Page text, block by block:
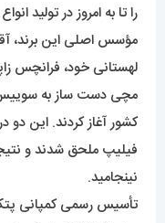
را تا به امروز در تولید
مؤسس اصلی این برند،
مچی دست ساز به سوییس
فیلیپ ملحق شدند و
نینجامید.
تأسیس رسمی کمپانی